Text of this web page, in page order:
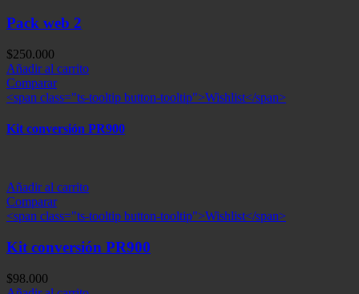
Pack web 2
$250.000
Añadir al carrito
Comparar
<span class="ts-tooltip button-tooltip">Wishlist</span>
Kit conversión PR900
Añadir al carrito
Comparar
<span class="ts-tooltip button-tooltip">Wishlist</span>
Kit conversión PR900
$98.000